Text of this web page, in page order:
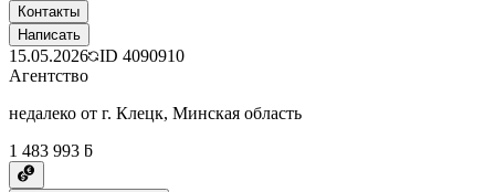
Контакты
Написать
15.05.2026 ID 4090910
Агентство
недалеко от г. Клецк, Минская область
1 483 993 ƃ